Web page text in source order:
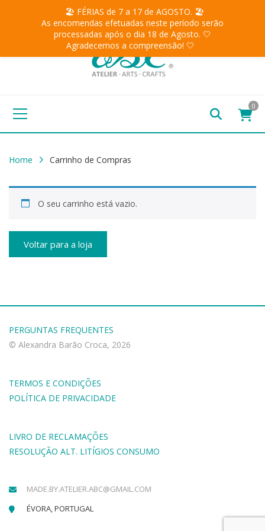
0
Home Carrinho de Compras
O seu carrinho está vazio.
Voltar para a loja
PERGUNTAS FREQUENTES
© Alexandra Barão Croca, 2026
TERMOS E CONDIÇÕES
POLÍTICA DE PRIVACIDADE
LIVRO DE RECLAMAÇÕES
RESOLUÇÃO ALT. LITÍGIOS CONSUMO
MADE.BY.ATELIER.ABC@GMAIL.COM
ÉVORA, PORTUGAL
🏖️ FÉRIAS de 7 a 17 de AGOSTO. 🏖️
As encomendas efetuadas neste período serão
processadas após o dia 18 de Agosto. 🤍
Agradecemos a compreensão! 🤍